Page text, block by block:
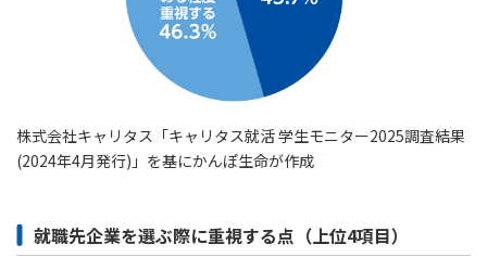
ご契約内容の確認
お客さまに関する情報等の確認の取り組み
保険の探し方のポイント
保険かんたん診断
これからのライフイベントでかかる費用とは？
ご契約手続きの流れ
ライフプラン
健康情報
株主・投資家のみなさまへ
日本郵政グループとしての取り組み
かんぽブランド
株式会社キャリタス「キャリタス就活 学生モニター2025調査結果
(2024年4月発行)」を基にかんぽ生命が作成
就職先企業を選ぶ際に重視する点（上位4項目）